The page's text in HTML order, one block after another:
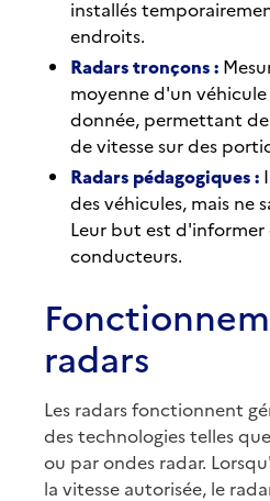
installés
endroits.
Radars tronçons :
moyenne d'un
donnée, permettant
de vitesse sur des
Radars pédagogiques :
des véhicules, mais ne
Leur but est
conducteurs.
radars
Les radars fonctionnent
des technologies telles
ou par ondes radar.
la vitesse autorisée, le